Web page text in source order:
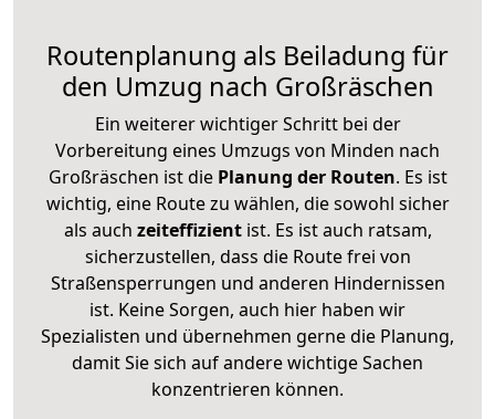
Routenplanung als Beiladung für
den Umzug nach Großräschen
Ein weiterer wichtiger Schritt bei der
Vorbereitung eines Umzugs von Minden nach
Großräschen ist diePlanung der Routen. Es ist
wichtig, eine Route zu wählen, die sowohl sicher
als auch zeiteffizientist. Es ist auch ratsam,
sicherzustellen, dass die Route frei von
Straßensperrungen und anderen Hindernissen
ist. Keine Sorgen, auch hier haben wir
Spezialisten und übernehmen gerne die Planung,
damit Sie sich auf andere wichtige Sachen
konzentrieren können.